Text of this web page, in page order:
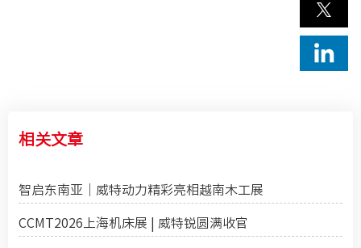
相关文章
智启东南亚｜威特动力精彩亮相越南木工展
CCMT2026上海机床展 | 威特锐圆满收官